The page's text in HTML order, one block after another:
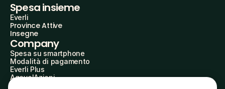
Spesa insieme
Everli
Province Attive
Insegne
Company
Spesa su smartphone
Modalità di pagamento
Everli Plus
AgevolAzioni